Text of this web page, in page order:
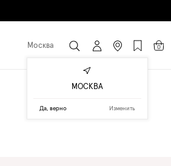
Москва 0
МОСКВА
Да, верно Изменить